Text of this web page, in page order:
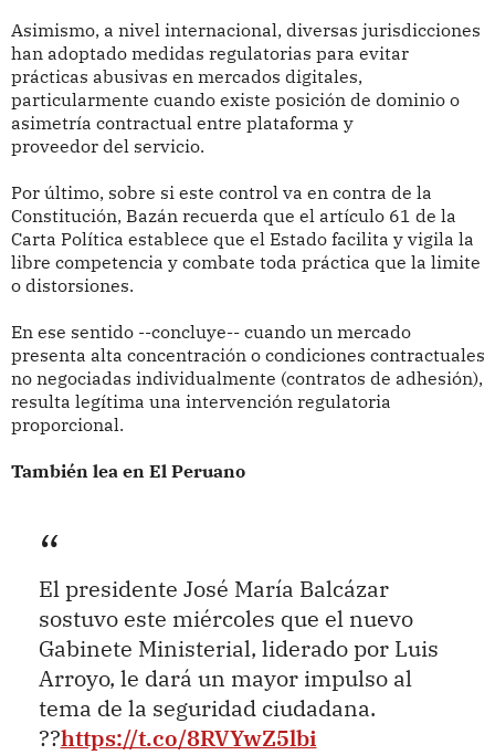
Asimismo, a nivel internacional, diversas jurisdicciones
han adoptado medidas regulatorias para evitar
prácticas abusivas en mercados digitales,
particularmente cuando existe posición de dominio o
asimetría contractual entre plataforma y
proveedor del servicio.
Por último, sobre si este control va en contra de la
Constitución, Bazán recuerda que el artículo 61 de la
Carta Política establece que el Estado facilita y vigila la
libre competencia y combate toda práctica que la limite
o distorsiones.
En ese sentido --concluye-- cuando un mercado
presenta alta concentración o condiciones contractuales
no negociadas individualmente (contratos de adhesión),
resulta legítima una intervención regulatoria
proporcional.
También lea en El Peruano
El presidente José María Balcázar
sostuvo este miércoles que el nuevo
Gabinete Ministerial, liderado por Luis
Arroyo, le dará un mayor impulso al
tema de la seguridad ciudadana.
??https://t.co/8RVYwZ5lbi